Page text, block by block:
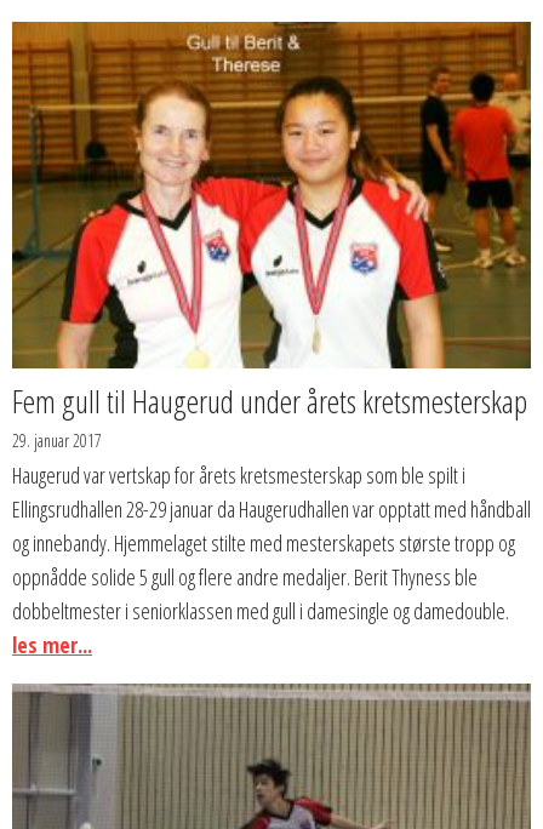
Fem gull til Haugerud under årets kretsmesterskap
29. januar 2017
Haugerud var vertskap for årets kretsmesterskap som ble spilt i
Ellingsrudhallen 28-29 januar da Haugerudhallen var opptatt med håndball
og innebandy. Hjemmelaget stilte med mesterskapets største tropp og
oppnådde solide 5 gull og flere andre medaljer. Berit Thyness ble
dobbeltmester i seniorklassen med gull i damesingle og damedouble.
les mer...